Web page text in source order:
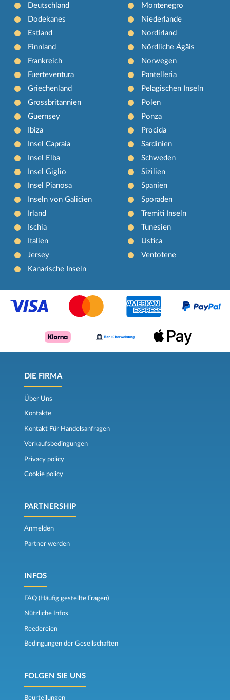
Deutschland
Dodekanes
Estland
Finnland
Frankreich
Fuerteventura
Griechenland
Grossbritannien
Guernsey
Ibiza
Insel Capraia
Insel Elba
Insel Giglio
Insel Pianosa
Inseln von Galicien
Irland
Ischia
Italien
Jersey
Kanarische Inseln
Montenegro
Niederlande
Nordirland
Nördliche Ägäis
Norwegen
Pantelleria
Pelagischen Inseln
Polen
Ponza
Procida
Sardinien
Schweden
Sizilien
Spanien
Sporaden
Tremiti Inseln
Tunesien
Ustica
Ventotene
DIE FIRMA
Über Uns
Kontakte
Kontakt Für Handelsanfragen
Verkaufsbedingungen
Privacy policy
Cookie policy
PARTNERSHIP
Anmelden
Partner werden
INFOS
FAQ (Häufig gestellte Fragen)
Nützliche Infos
Reedereien
Bedingungen der Gesellschaften
FOLGEN SIE UNS
Beurteilungen